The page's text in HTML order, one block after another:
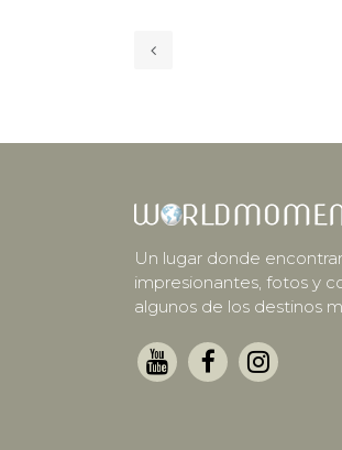
Un lugar donde
impresionantes, fotos y
algunos de los destinos